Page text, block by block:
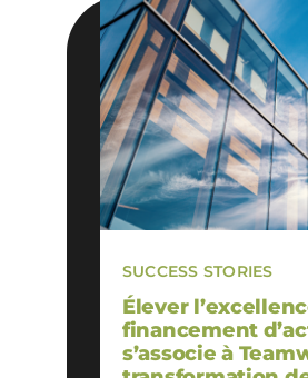
SUCCESS STORIES
Élever
financement
s’associe à